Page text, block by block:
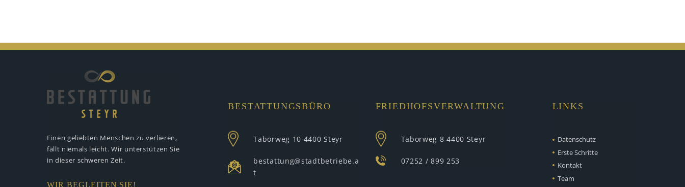
Einen geliebten Menschen zu verlieren,
fällt niemals leicht. Wir unterstützen Sie
in dieser schweren Zeit.
WIR BEGLEITEN SIE!
BESTATTUNGSBÜRO
Taborweg 10 4400 Steyr
bestattung@stadtbetriebe.a
t
FRIEDHOFSVERWALTUNG
Taborweg 8 4400 Steyr
07252 / 899 253
LINKS
Datenschutz
Erste Schritte
Kontakt
Team